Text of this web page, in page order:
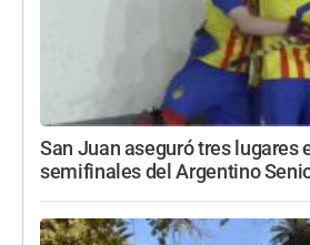
San Juan aseguró tres lugares
semifinales del Argentino